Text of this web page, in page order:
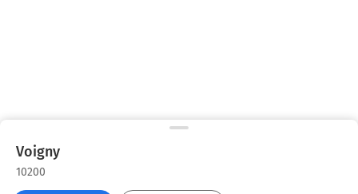
Voigny
10200